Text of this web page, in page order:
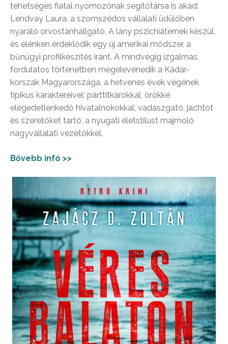
tehetséges fiatal nyomozónak segítőtársa is akad:
Lendvay Laura, a szomszédos vállalati üdülőben
nyaraló orvostanhallgató. A lány pszichiáternek készül,
és élénken érdeklődik egy új amerikai módszer, a
bűnügyi profilkészítés iránt. A mindvégig izgalmas,
fordulatos történetben megelevenedik a Kádár-
korszak Magyarországa, a hetvenes évek végének
tipikus karaktereivel: párttitkárokkal, örökké
elégedetlenkedő hivatalnokokkal, vadászgató, jachtot
és szeretőket tartó, a nyugati életstílust majmoló
nagyvállalati vezetőkkel.
Bővebb infó >>